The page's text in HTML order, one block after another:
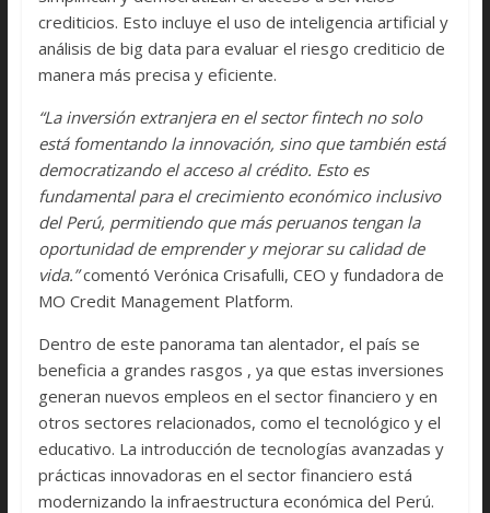
crediticios. Esto incluye el uso de inteligencia artificial y
análisis de big data para evaluar el riesgo crediticio de
manera más precisa y eficiente.
“La inversión extranjera en el sector fintech no solo
está fomentando la innovación, sino que también está
democratizando el acceso al crédito. Esto es
fundamental para el crecimiento económico inclusivo
del Perú, permitiendo que más peruanos tengan la
oportunidad de emprender y mejorar su calidad de
vida.”comentó Verónica Crisafulli, CEO y fundadora de
MO Credit Management Platform.
Dentro de este panorama tan alentador, el país se
beneficia a grandes rasgos , ya que estas inversiones
generan nuevos empleos en el sector financiero y en
otros sectores relacionados, como el tecnológico y el
educativo. La introducción de tecnologías avanzadas y
prácticas innovadoras en el sector financiero está
modernizando la infraestructura económica del Perú.